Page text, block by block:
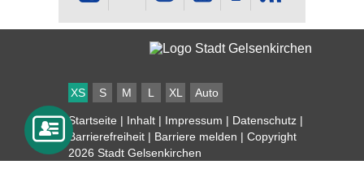
XS S M L XL Auto
Startseite | Inhalt | Impressum | Datenschutz |
Barrierefreiheit | Barriere melden | Copyright
2026 Stadt Gelsenkirchen